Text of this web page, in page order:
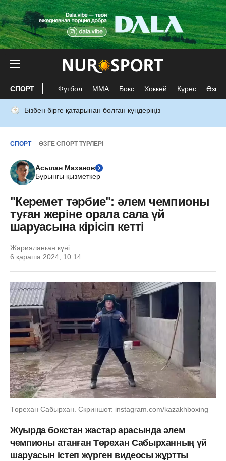
СПОРТ Футбол ММА Бокс Хоккей Күрес Өзге
Бізбен бірге қатарынан болған күндеріңіз
СПОРТ ӨЗГЕ СПОРТ ТҮРЛЕРІ
Асылан Маханов
Бұрынғы қызметкер
"Керемет тәрбие": әлем чемпионы
туған жеріне орала сала үй
шаруасына кірісіп кетті
Жарияланған күні:
6 қараша 2024, 10:14
Төрехан Сабырхан. Скриншот: instagram.com/kazakhboxing
Жуырда бокстан жастар арасында әлем
чемпионы атанған Төрехан Сабырханның үй
шаруасын істеп жүрген видеосы жұртты